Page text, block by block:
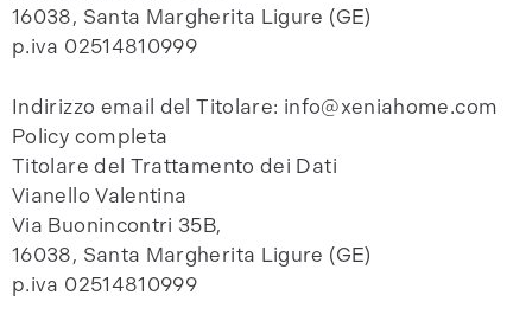
16038, Santa Margherita Ligure (GE)
p.iva 02514810999
Indirizzo email del Titolare: info@xeniahome.com
Policy completa
Titolare del Trattamento dei Dati
Vianello Valentina
Via Buonincontri 35B,
16038, Santa Margherita Ligure (GE)
p.iva 02514810999